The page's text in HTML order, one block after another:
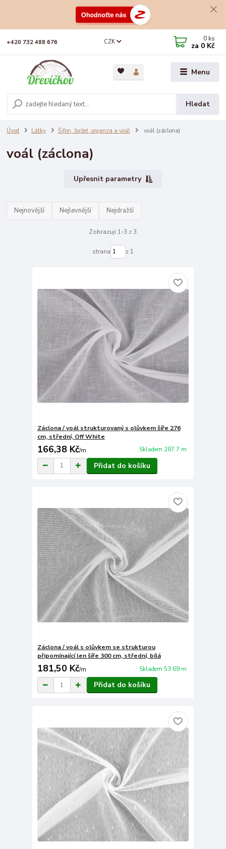
Menu
CZK
Hledat
+420 732 488 676 0 ks
za 0 Kč
Úvod Látky Šifon, žoržet, organza a voál voál (záclona)
voál (záclona)
Upřesnit parametry
Nejnovější Nejlevnější Nejdražší
Zobrazuji 1-3 z 3
strana z 1
Záclona / voál strukturovaný s olůvkem šíře 276
cm, střední, Off White
166,38 Kč/m Skladem 287.7 m
Přidat do košíku
Záclona / voál s olůvkem se strukturou
připomínající len šíře 300 cm, střední, bílá
181,50 Kč/m Skladem 53.69 m
Přidat do košíku